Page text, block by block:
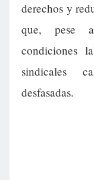
derechos y
que, pese
condiciones
sindicales
desfasadas.